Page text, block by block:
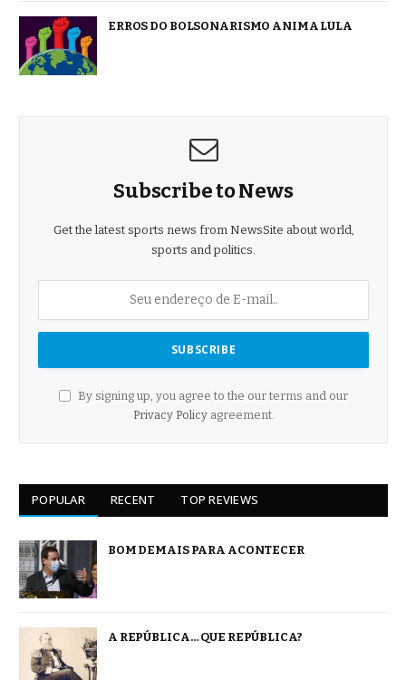
ERROS DO BOLSONARISMO ANIMA LULA
Subscribe to News
Get the latest sports news from NewsSite about world,
sports and politics.
By signing up, you agree to the our terms and our
Privacy Policyagreement.
POPULAR RECENT TOP REVIEWS
BOM DEMAIS PARA ACONTECER
A REPÚBLICA… QUE REPÚBLICA?